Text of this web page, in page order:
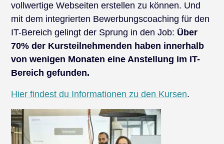
vollwertige Webseiten erstellen zu können. Und
mit dem integrierten Bewerbungscoaching für den
IT-Bereich gelingt der Sprung in den Job: Über
70% der Kursteilnehmenden haben innerhalb
von wenigen Monaten eine Anstellung im IT-
Bereich gefunden.
Hier findest du Informationen zu den Kursen.